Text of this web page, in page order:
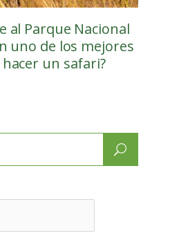
al Parque Nacional
uno de los mejores
un safari?